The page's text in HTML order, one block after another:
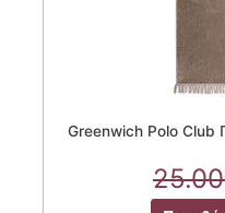
Greenwich Polo
25.00